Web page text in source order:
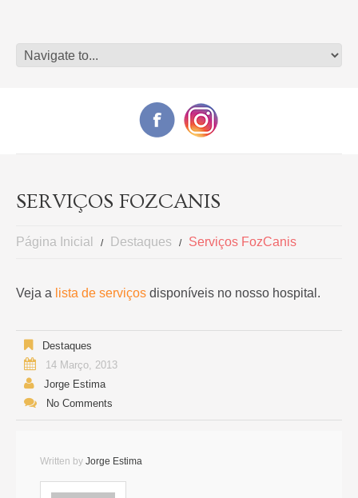
SERVIÇOS FOZCANIS
Página Inicial Destaques Serviços FozCanis
Veja a lista de serviços disponíveis no nosso hospital.
Destaques
14 Março, 2013
Jorge Estima
No Comments
Written by Jorge Estima